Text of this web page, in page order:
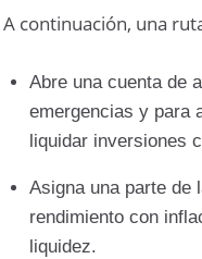
A continuación, una
Abre una cuenta de
emergencias y para
liquidar inversiones
Asigna una parte de
rendimiento con
liquidez.